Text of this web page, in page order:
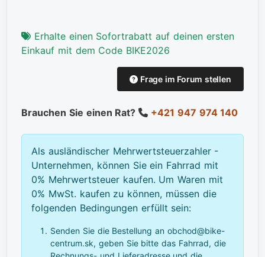
Erhalte einen Sofortrabatt auf deinen ersten
Einkauf mit dem Code BIKE2026
Frage im Forum stellen
Brauchen Sie einen Rat? +421 947 974 140
Als ausländischer Mehrwertsteuerzahler -
Unternehmen, können Sie ein Fahrrad mit
0% Mehrwertsteuer kaufen. Um Waren mit
0% MwSt. kaufen zu können, müssen die
folgenden Bedingungen erfüllt sein:
Senden Sie die Bestellung an obchod@bike-
centrum.sk, geben Sie bitte das Fahrrad, die